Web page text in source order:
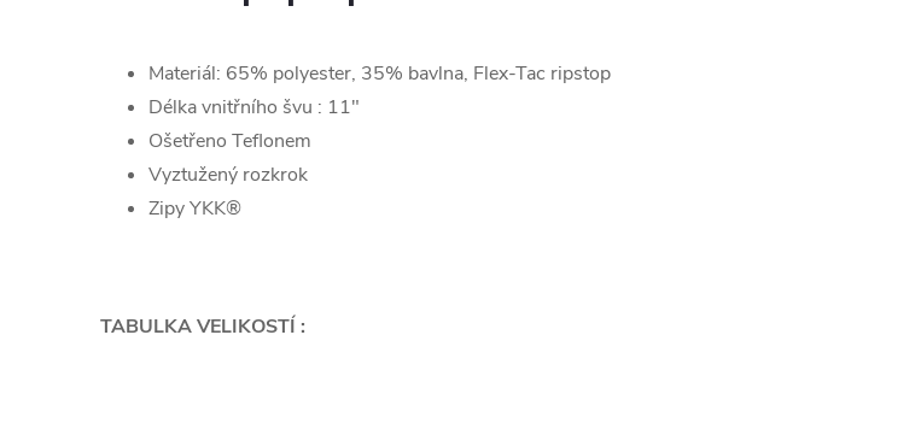
Materiál: 65% polyester, 35% bavlna, Flex-Tac ripstop
Délka vnitřního švu : 11"
Ošetřeno Teflonem
Vyztužený rozkrok
Zipy YKK®
TABULKA VELIKOSTÍ :